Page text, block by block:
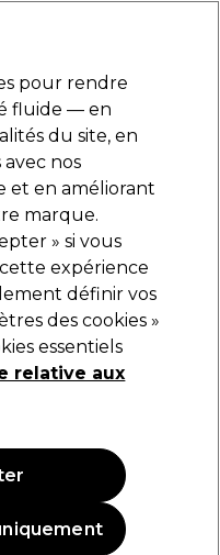
Se connecter
Electro et Matériel
Miracle pour
pour rendre
fluide — en
du site, en
nos
et en améliorant
marque.
» si vous
expérience
définir vos
des cookies »
essentiels
relative aux